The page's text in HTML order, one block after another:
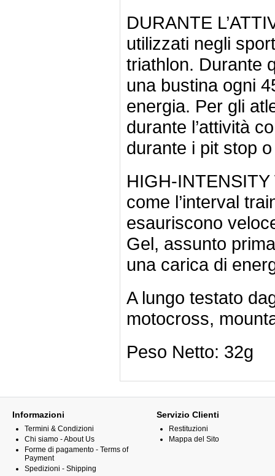
DURANTE
utilizzati negli
triathlon. Durante
una bustina ogni
energia. Per gli
durante l’attività
durante i pit stop
HIGH-
come l’interval
esauriscono
Gel, assunto
una carica di
A lungo testato
motocross,
Peso Netto: 32g
Informazioni
Termini & Condizioni
Chi siamo - About Us
Forme di pagamento - Terms of
Payment
Spedizioni - Shipping
Servizio Clienti
Restituzioni
Mappa del Sito